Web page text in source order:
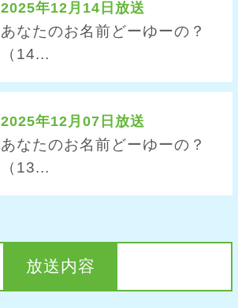
2025年12月14日放送
あなたのお名前どーゆーの？
（14...
2025年12月07日放送
あなたのお名前どーゆーの？
（13...
放送内容